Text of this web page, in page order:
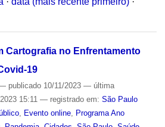
Cartografia no Enfrentamento
19
publicado10/11/2023 — última
15:11 — registrado em: São Paulo
, Evento online,
Programa Ano